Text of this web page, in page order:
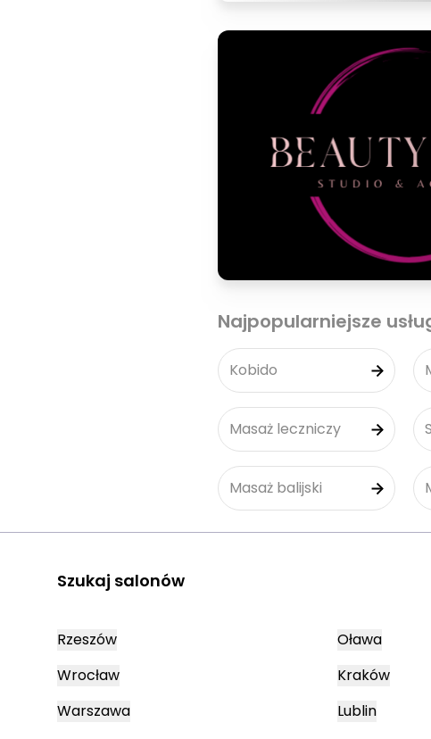
Najpopularniejsze
Kobido
Masaż leczniczy
Masaż balijski
Szukaj salonów
Rzeszów
Wrocław
Warszawa
Oława
Kraków
Lublin